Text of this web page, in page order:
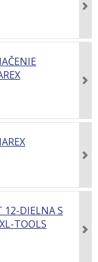
12-DIELNA S
TOOLS